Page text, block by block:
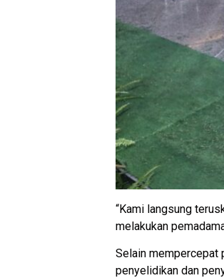
“Kami langsung
melakukan
Selain mempercepat
penyelidikan dan